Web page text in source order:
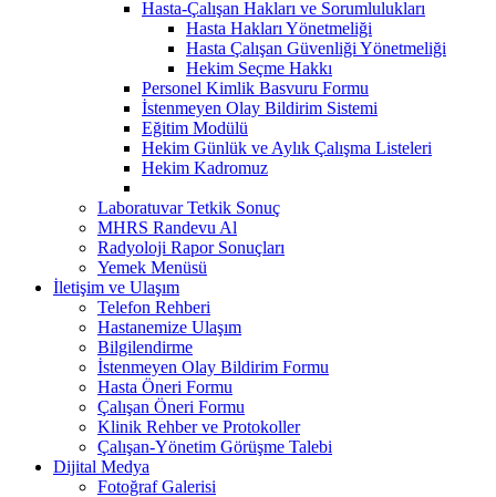
Hasta-Çalışan Hakları ve Sorumlulukları
Hasta Hakları Yönetmeliği
Hasta Çalışan Güvenliği Yönetmeliği
Hekim Seçme Hakkı
Personel Kimlik Basvuru Formu
İstenmeyen Olay Bildirim Sistemi
Eğitim Modülü
Hekim Günlük ve Aylık Çalışma Listeleri
Hekim Kadromuz
Laboratuvar Tetkik Sonuç
MHRS Randevu Al
Radyoloji Rapor Sonuçları
Yemek Menüsü
İletişim ve Ulaşım
Telefon Rehberi
Hastanemize Ulaşım
Bilgilendirme
İstenmeyen Olay Bildirim Formu
Hasta Öneri Formu
Çalışan Öneri Formu
Klinik Rehber ve Protokoller
Çalışan-Yönetim Görüşme Talebi
Dijital Medya
Fotoğraf Galerisi